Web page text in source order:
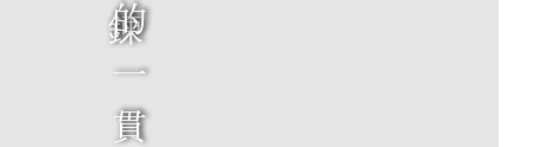
的
一
貫